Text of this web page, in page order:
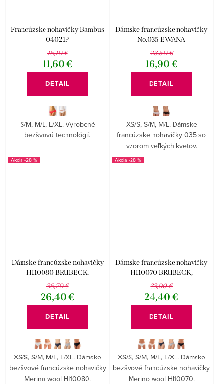
Francúzske nohavičky Bambus
04021P
16,10 €
11,60 €
DETAIL
S/M, M/L, L/XL. Vyrobené
bezšvovú technológií.
Dámske francúzske nohavičky
No.035 EWANA
23,50 €
16,90 €
DETAIL
XS/S, S/M, M/L. Dámske
francúzske nohavičky 035 so
vzorom veľkých kvetov.
-28 %
Dámske francúzske nohavičky
HI10080 BRUBECK,
veľkoobchod
36,70 €
26,40 €
DETAIL
XS/S, S/M, M/L, L/XL. Dámske
bezšvové francúzske nohavičky
Merino wool HI10080.
-28 %
Dámske francúzske nohavičky
HI10070 BRUBECK,
veľkoobchod
33,90 €
24,40 €
DETAIL
XS/S, S/M, M/L, L/XL. Dámske
bezšvové francúzske nohavičky
Merino wool HI10070.